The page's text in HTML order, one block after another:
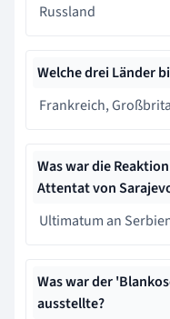
Russland
Welche drei Länder
Frankreich,
Was war die
Attentat von
Ultimatum an
Was war der
ausstellte?